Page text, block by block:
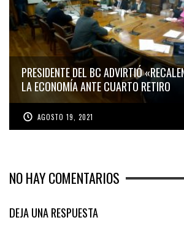
PRESIDENTE DEL BC ADVIRTIÓ
LA ECONOMÍA ANTE CUARTO RETIRO
AGOSTO 19, 2021
NO HAY COMENTARIOS
DEJA UNA RESPUESTA